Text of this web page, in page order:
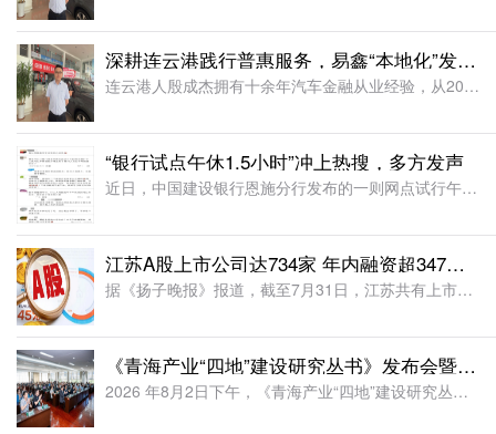
深耕连云港践行普惠服务，易鑫“本地化”发展打通分期购车路
连云港人殷成杰拥有十余年汽车金融从业经验，从2020 年 9 月入职易鑫后，他就在连云港及下辖县域负责汽车金融业务。凭借易鑫多样化的普惠产品和高效智能的一站式解决方案，他充分发挥了解本地消费需求的自身
“银行试点午休1.5小时”冲上热搜，多方发声
近日，中国建设银行恩施分行发布的一则网点试行午休的公告引发网友热议，公告显示，自2026年8月3日起，辖内所有网点试行工作日午休，上午9:00-12:30、下午14:00-17:00对外营业，12:3
江苏A股上市公司达734家 年内融资超347亿元
据《扬子晚报》报道，截至7月31日，江苏共有上市公司734家，其中上交所主板222家、科创板117家，深交所主板122家(含纯B股1家)、创业板206家，北交所67家。7月，江苏新增3家上市公司——托
《青海产业“四地”建设研究丛书》发布会暨北京青海人家项目启动仪式在青海西宁隆重举行
2026 年8月2日下午，《青海产业“四地”建设研究丛书》发布会暨“北京青海人家”项目启动仪式在西宁经济开发区隆重举办。原青海省副省长邓本太、省农业农村厅相关领导、青海大学和青海民族大学等高校专家学者